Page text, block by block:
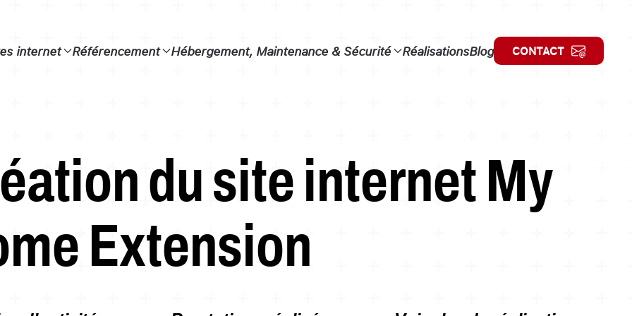
internet Référencement Hébergement, Maintenance & Sécurité RéalisationsBlog CONTACT
du site internet My
Extension